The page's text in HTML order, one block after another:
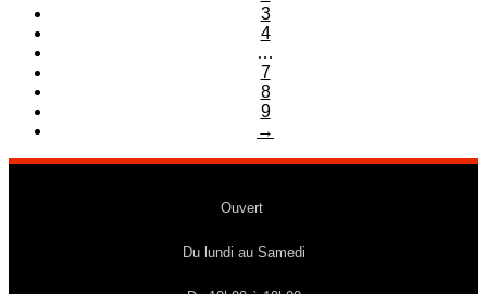
3
4
…
7
8
9
→
Ouvert
Du lundi au Samedi